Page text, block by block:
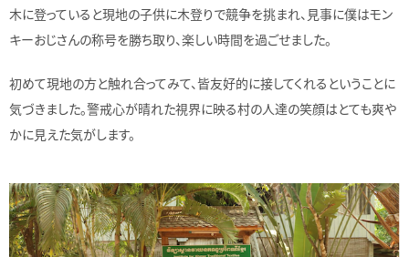
木に登っていると現地の子供に木登りで競争を挑まれ、見事に僕はモン
キーおじさんの称号を勝ち取り、楽しい時間を過ごせました。
初めて現地の方と触れ合ってみて、皆友好的に接してくれるということに
気づきました。警戒心が晴れた視界に映る村の人達の笑顔はとても爽や
かに見えた気がします。